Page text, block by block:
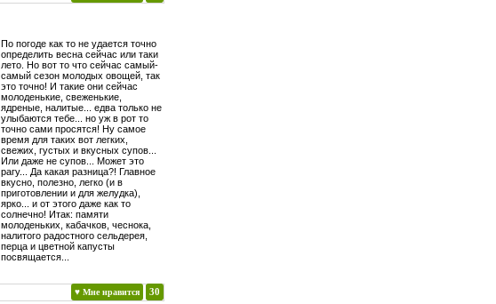
По погоде как то не удается точно
определить весна сейчас или таки
лето. Но вот то что сейчас самый-
самый сезон молодых овощей, так
это точно! И такие они сейчас
молоденькие, свеженькие,
ядреные, налитые... едва только не
улыбаются тебе... но уж в рот то
точно сами просятся! Ну самое
время для таких вот легких,
свежих, густых и вкусных супов...
Или даже не супов... Может это
рагу... Да какая разница?! Главное
вкусно, полезно, легко (и в
приготовлении и для желудка),
ярко... и от этого даже как то
солнечно! Итак: памяти
молоденьких, кабачков, чеснока,
налитого радостного сельдерея,
перца и цветной капусты
посвящается...
♥ Мне нравится 30